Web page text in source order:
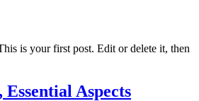
is your first post. Edit or delete it, then
Aspects